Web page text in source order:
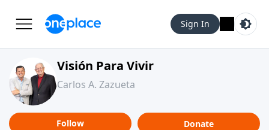
Sign In
Visión Para Vivir
Carlos A. Zazueta
Follow Donate